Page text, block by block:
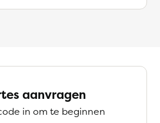
aanvragen
in om te beginnen